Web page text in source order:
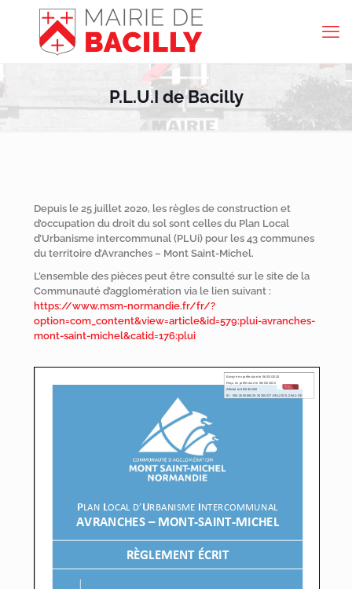
P.L.U.I de Bacilly
Depuis le 25 juillet 2020, les règles de construction et
d’occupation du droit du sol sont celles du Plan Local
d’Urbanisme intercommunal (PLUi) pour les 43 communes
du territoire d’Avranches – Mont Saint-Michel.
L’ensemble des pièces peut être consulté sur le site de la
Communauté d’agglomération via le lien suivant :
https://www.msm-normandie.fr/fr/?
option=com_content&view=article&id=579:plui-avranches-
mont-saint-michel&catid=176:plui